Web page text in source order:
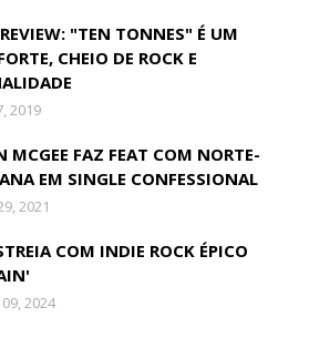
"TEN TONNES" É UM
CHEIO DE ROCK E
2019
MCGEE FAZ FEAT COM NORTE-
EM SINGLE CONFESSIONAL
2021
COM INDIE ROCK ÉPICO
2024